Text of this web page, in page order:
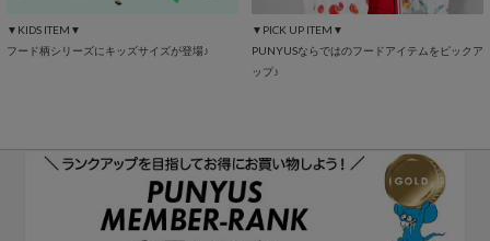
▼KIDS ITEM▼
フード柄シリーズにキッズサイズが登場♪
▼PICK UP ITEM▼
PUNYUSならではのフードアイテムをピックア
ップ♪